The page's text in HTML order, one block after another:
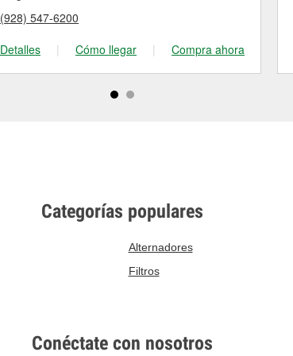
(928) 547-6200
Detalles
| Cómo llegar | Compra ahora
Categorías populares
Alternadores
Filtros
Conéctate con nosotros